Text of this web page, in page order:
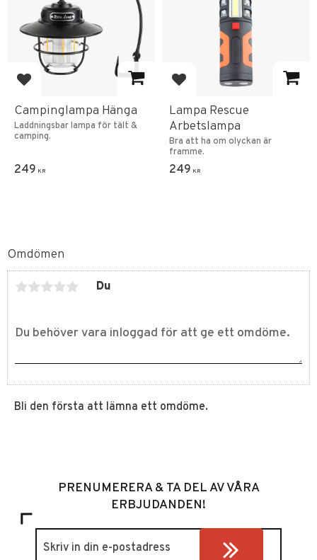
Omdömen
Du
Bli den första att lämna ett omdöme.
Lägg till i favoriter
Campinglampa Hänga
Laddningsbar lampa för tält &
camping.
249 KR
Lägg till i favoriter
Lampa Rescue
Arbetslampa
Bra att ha om olyckan är
framme.
249 KR
PRENUMERERA & TA DEL AV VÅRA
ERBJUDANDEN!